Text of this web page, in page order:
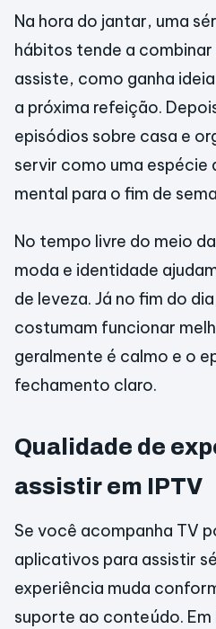
Na hora do jantar, uma
hábitos tende a combinar
assiste, como ganha
a próxima refeição.
episódios sobre casa e
servir como uma espécie
mental para o fim de
No tempo livre do meio
moda e identidade
de leveza. Já no fim do
costumam funcionar
geralmente é calmo e o
fechamento claro.
Qualidade de
assistir em IPTV
Se você acompanha TV
aplicativos para assistir
experiência muda
suporte ao conteúdo. Em